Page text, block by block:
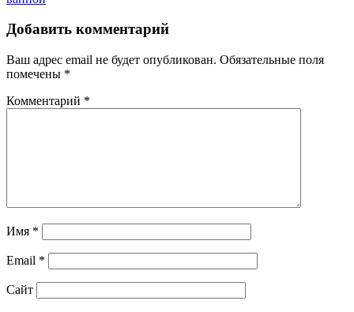
Добавить комментарий
Ваш адрес email не будет опубликован. Обязательные поля
помечены *
Комментарий *
Имя *
Email *
Сайт